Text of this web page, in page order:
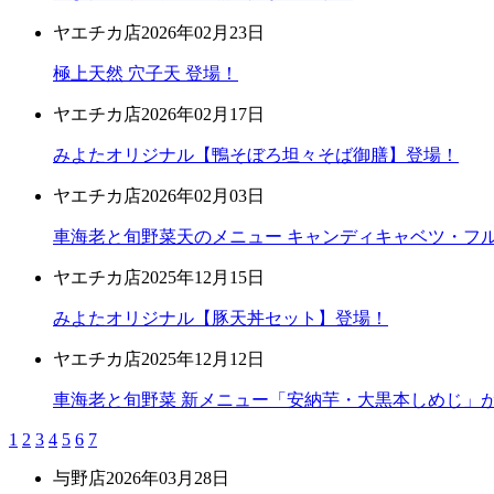
ヤエチカ店2026年02月23日
極上天然 穴子天 登場！
ヤエチカ店2026年02月17日
みよたオリジナル【鴨そぼろ坦々そば御膳】登場！
ヤエチカ店2026年02月03日
車海老と旬野菜天のメニュー キャンディキャベツ・フ
ヤエチカ店2025年12月15日
みよたオリジナル【豚天丼セット】登場！
ヤエチカ店2025年12月12日
車海老と旬野菜 新メニュー「安納芋・大黒本しめじ」
1 2 3 4 5 6 7
与野店2026年03月28日